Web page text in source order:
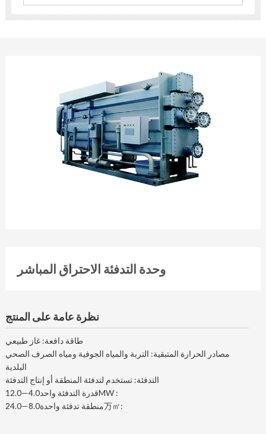
وحدة التدفئة الاحتراق المباشر
نظرة عامة على المنتج
طاقة دافعة: غاز طبيعي
مصادر الحرارة المتبقية: التربة والمياه الجوفية ومياه الصرف الصحي
البلدية
التدفئة: تستخدم لتدفئة المنطقة أو إنتاج التدفئة
قدرة التدفئة واحد4.0—12.0MW :
منطقة تدفئة واحدة8.0—24.0万㎡: